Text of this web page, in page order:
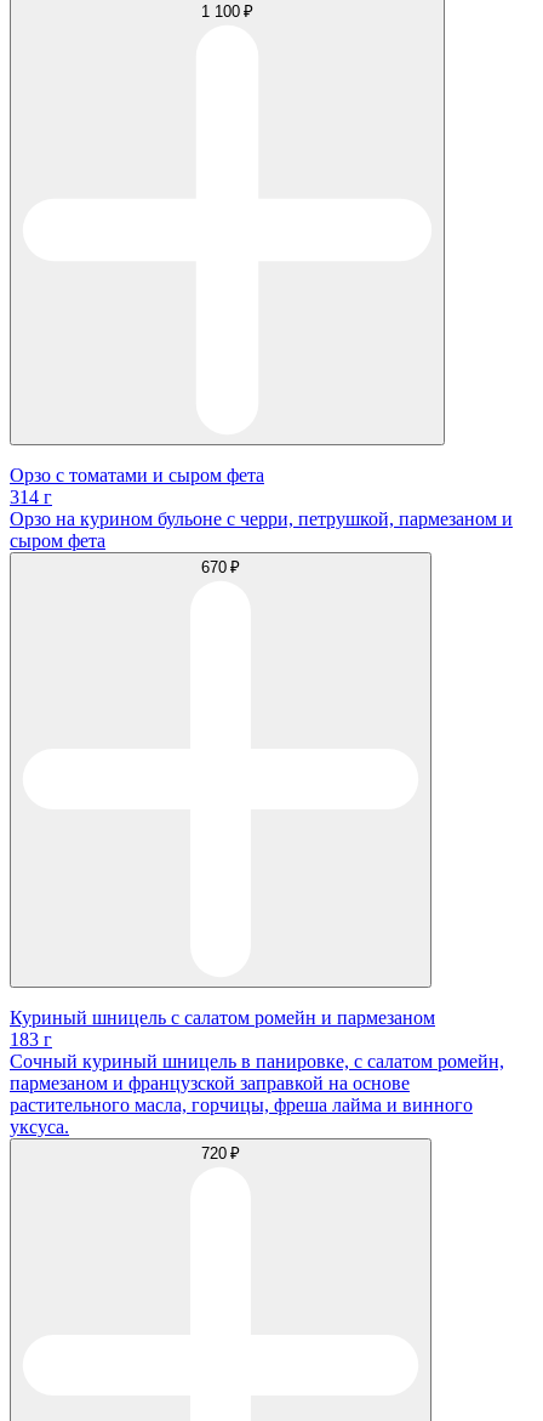
1 100 ₽
Орзо с томатами и сыром фета
314 г
Орзо на курином бульоне с черри, петрушкой, пармезаном и
сыром фета
670 ₽
Куриный шницель с салатом ромейн и пармезаном
183 г
Сочный куриный шницель в панировке, с салатом ромейн,
пармезаном и французской заправкой на основе
растительного масла, горчицы, фреша лайма и винного
уксуса.
720 ₽